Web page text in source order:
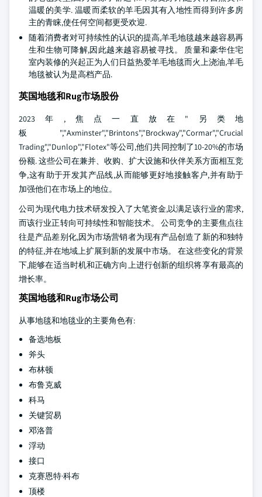
温暖的美学. 温暖而柔软的羊毛因其有入地性而得到许多房
主的青睐,使任何空间都更受欢迎.
随着消费者对可持续性的认识的提高,羊毛地毯越来越容易再
生和生物可降解,因此越来越容易被寻找。 质量和豪华住宅
室内装修的兴起正为人们日益热爱羊毛地毯而火上浇油,羊毛
地毯被认为是高档产品.
英国地毯和Rug市场股份
2023年,焦点一直放在"另类地
板","Axminster","Brintons","Brockway","Cormar","Crucial
Trading","Dunlop","Flotex"等公司,他们共同控制了10-20%的市场
份额. 这些公司在兼并、收购、扩大设施和伙伴关系方面相互竞
争,这有助于开发其产品线,从而能够更好地接触客户,并有助于
加强他们在市场上的地位。
公司为现代电力技术研发投入了大笔资金,以满足该行业的需求,
而该行业正转向可持续性和智能技术。 公司竞争的主要焦点往
往是产品差别化,因为市场营销者为现有产品创造了新的和独特
的特征,并在地域上扩展到新的发展中市场。 在这些变化的背景
下,能够在适当时机和正确方向上进行创新的组织将享有最高的
增长率。
英国地毯和Rug市场公司
从事地毯和地毯业的主要角色有:
备选地板
斧头
布林顿
布鲁克威
科马
关键贸易
邓洛普
浮动
接口
克赛恩特·科布
顶楼